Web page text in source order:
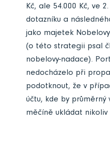
Kč, ale 54.000 Kč, ve
dotazníku a
jako majetek
(o této strategii psal
nobelovy-nadace).
nedocházelo při
podotknout, že v
účtu, kde by průměrný
měčíně ukládat nikoliv